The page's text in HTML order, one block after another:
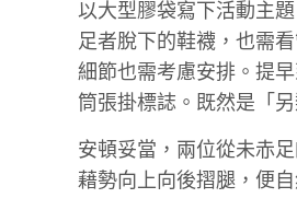
以大型膠袋寫下活動主
足者脫下的鞋襪，也需
細節也需考慮安排。提
筒張掛標誌。既然是「
安頓妥當，兩位從未赤
藉勢向上向後摺腿，便